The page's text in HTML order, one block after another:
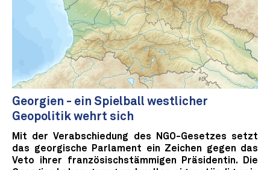
Georgien - ein Spielball westlicher
Geopolitik wehrt sich
Mit der Verabschiedung des NGO-Gesetzes setzt
das georgische Parlament ein Zeichen gegen das
Veto ihrer französischstämmigen Präsidentin. Die